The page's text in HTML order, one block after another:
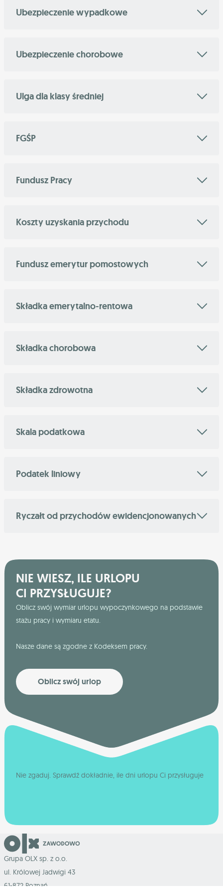
Ubezpieczenie wypadkowe
Ubezpieczenie chorobowe
Ulga dla klasy średniej
FGŚP
Fundusz Pracy
Koszty uzyskania przychodu
Fundusz emerytur pomostowych
Składka emerytalno-rentowa
Składka chorobowa
Składka zdrowotna
Skala podatkowa
Podatek liniowy
Ryczałt od przychodów ewidencjonowanych
NIE WIESZ, ILE URLOPU
CI PRZYSŁUGUJE?
Oblicz swój wymiar urlopu wypoczynkowego na podstawie
stażu pracy i wymiaru etatu.
Nasze dane są zgodne z Kodeksem pracy.
Oblicz swój urlop
Nie zgaduj. Sprawdź dokładnie, ile dni urlopu Ci przysługuje
Grupa OLX sp. z o.o.
ul. Królowej Jadwigi 43
61-872 Poznań